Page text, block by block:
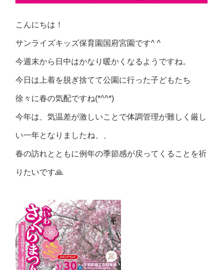
こんにちは！
サンライズキッズ保育園国府宮園です^ ^
今週末から日中はかなり暖かくなるようですね。
今日は上着を脱ぎ捨てて公園に行った子どもたち
徐々に春の気配ですね(*^^*)
今年は、気温差が激しいことで体調管理が難しく厳し
い一年となりましたね、、
春の訪れとともに例年の季節感が戻ってくることを祈
りたいです🙏